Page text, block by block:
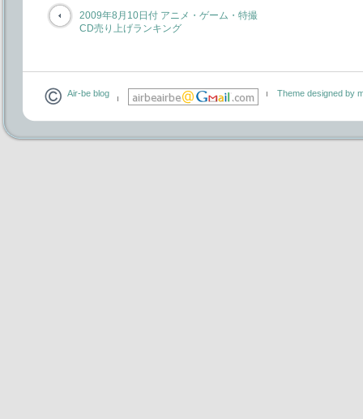
2009年8月10日付 アニメ・ゲーム・特撮
CD売り上げランキング
Air-be blog Theme designed by